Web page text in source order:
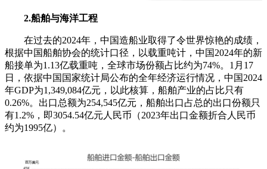
2.船舶与海洋工程
在过去的2024年，中国造船业取得了令世界惊艳的成绩，
根据中国船舶协会的统计口径，以载重吨计，中国2024年的新
船接单为1.13亿载重吨，全球市场份额占比约为74%。1月17
日，依据中国国家统计局公布的全年经济运行情况，中国2024
年GDP为1,349,084亿元，以此核算，船舶产业的占比只有
0.26%。出口总额为254,545亿元，船舶出口占总的出口份额只
有1.2%，即3054.54亿元人民币（2023年出口金额折合人民币
约为1995亿）。